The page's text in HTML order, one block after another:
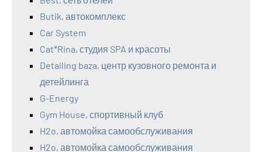
Butik, автокомплекс
Car System
Cat*Rina, студия SPA и красоты
Detailing baza, центр кузовного ремонта и
детейлинга
G-Energy
Gym House, спортивный клуб
H2o, автомойка самообслуживания
H2o, автомойка самообслуживания